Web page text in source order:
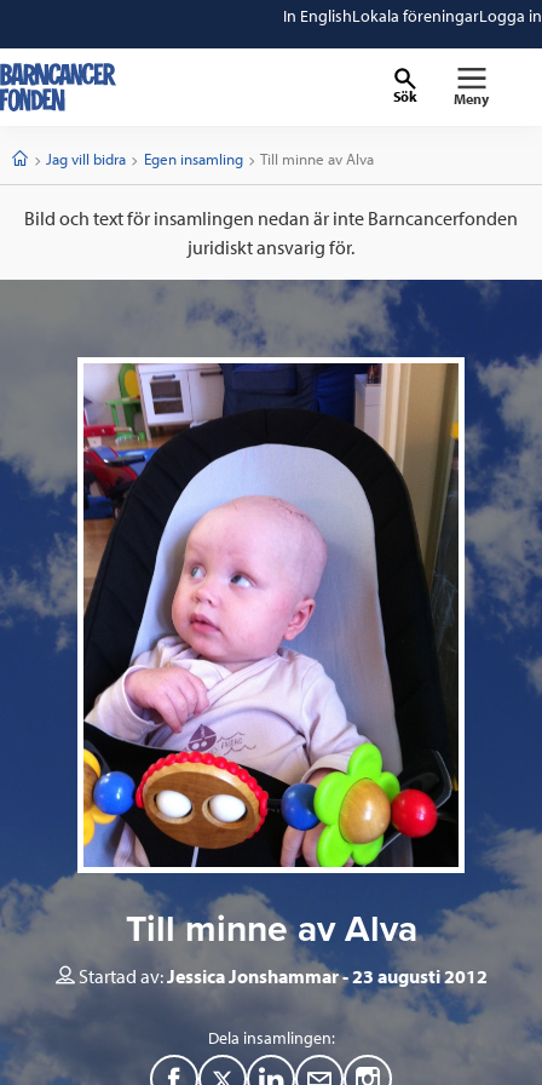
In EnglishLokala föreningarLogga in
Sök Meny
StartJag vill bidra Egen insamling Current:
Till minne av Alva
Bild och text för insamlingen nedan är inte Barncancerfonden
juridiskt ansvarig för.
Till minne av Alva
Startad av:Jessica Jonshammar 23 augusti 2012
Dela insamlingen: